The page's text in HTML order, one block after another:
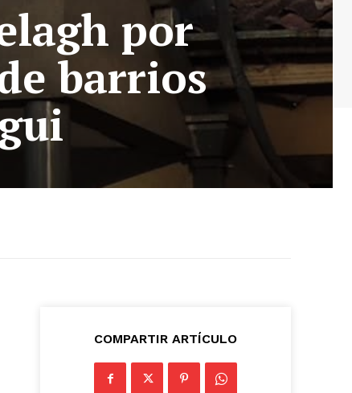
por
barrios
COMPARTIR ARTÍCULO